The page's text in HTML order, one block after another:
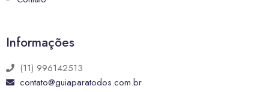
Informações
(11) 996142513
contato@guiaparatodos.com.br